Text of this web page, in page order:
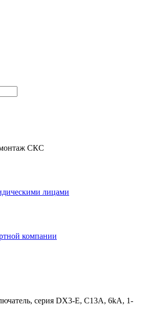
монтаж СКС
лицами
компании
серия DX3-E, С13A, 6kA, 1-